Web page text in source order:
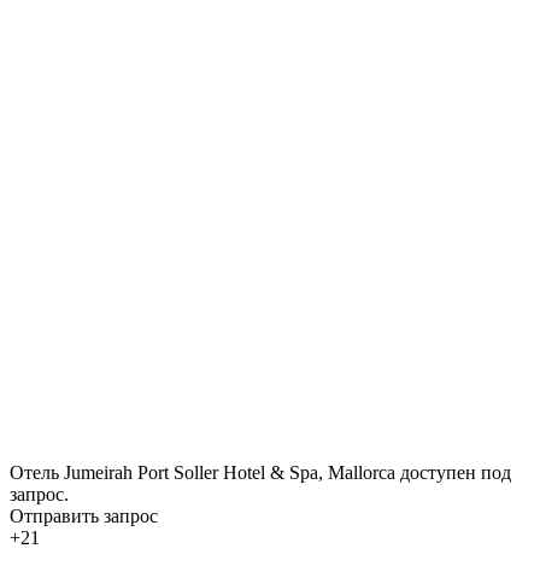
Отель Jumeirah Port Soller Hotel & Spa, Mallorca доступен под
запрос.
Отправить запрос
+21